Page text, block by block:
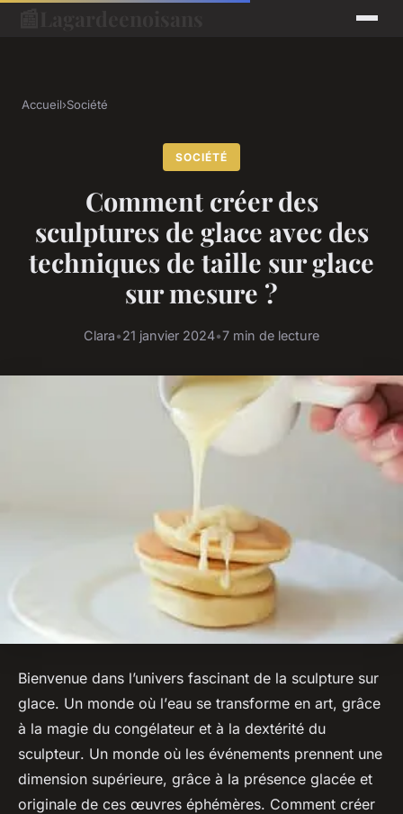
Accueil›Société
SOCIÉTÉ
Comment créer des
sculptures de glace avec des
techniques de taille sur glace
sur mesure ?
Clara•21 janvier 2024•7 min de lecture
Bienvenue dans l’univers fascinant de la sculpture sur
glace. Un monde où l’eau se transforme en art, grâce
à la magie du congélateur et à la dextérité du
sculpteur. Un monde où les événements prennent une
dimension supérieure, grâce à la présence glacée et
originale de ces œuvres éphémères. Comment créer